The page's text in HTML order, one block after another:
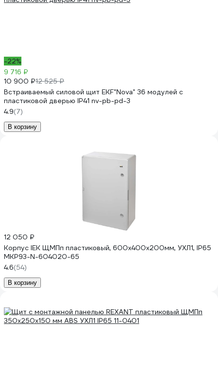
-22%
9 716 ₽
10 900 ₽12 525 ₽
Встраиваемый силовой щит EKF"Nova" 36 модулей с
пластиковой дверью IP41 nv-pb-pd-3
4.9(7)
В корзину
12 050 ₽
Корпус IEK ЩМПп пластиковый, 600х400х200мм, УХЛ1, IP65
MKP93-N-604020-65
4.6(54)
В корзину